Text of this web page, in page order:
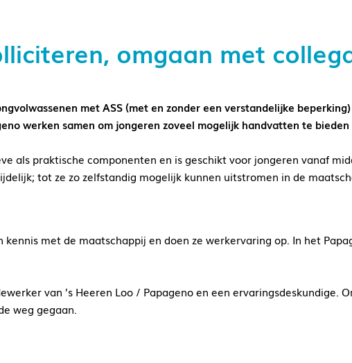
omgaan met
met ASS (met en zonder een verstandelijke
werken samen om jongeren zoveel mogelijk handvatten te
als praktische componenten en is geschikt voor jongeren vanaf
tot ze zo zelfstandig mogelijk kunnen uitstromen in de
met de maatschappij en doen ze werkervaring op. In het
van ’s Heeren Loo / Papageno en een ervaringsdeskundige.
weg gegaan.